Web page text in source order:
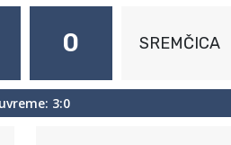
0 SREMČICA
3:0